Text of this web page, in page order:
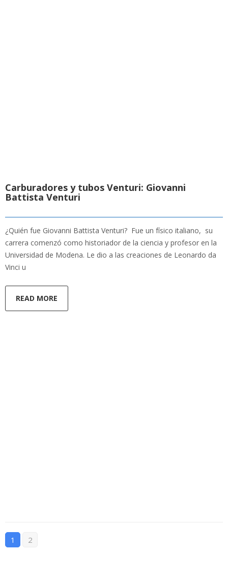
Carburadores y tubos Venturi: Giovanni
Battista Venturi
¿Quién fue Giovanni Battista Venturi? Fue un físico italiano, su
carrera comenzó como historiador de la ciencia y profesor en la
Universidad de Modena. Le dio a las creaciones de Leonardo da
Vinci u
READ MORE
1 2